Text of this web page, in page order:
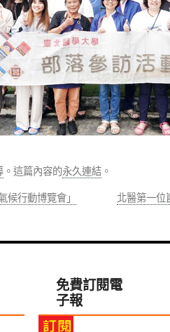
。這篇內容的永久連結 。
行動博覽會」
北醫第一位
免費訂閱電
子報